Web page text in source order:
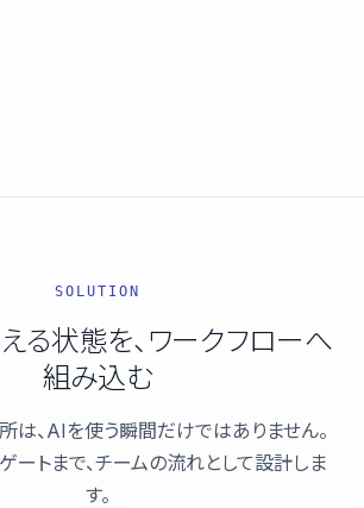
SOLUTION
る状態を、ワークフローへ
組み込む
は、AIを使う瞬間だけではありません。
ートまで、チームの流れとして設計しま
す。